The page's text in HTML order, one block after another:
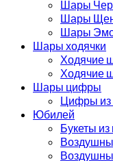
Шары
Шары
Шары
Шары ходячки
Ходячие
Ходячие
Шары цифры
Цифры из
Юбилей
Букеты